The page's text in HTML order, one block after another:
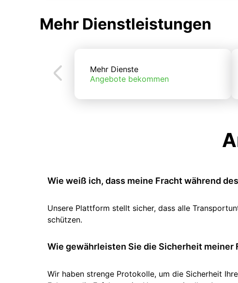
Mehr Dienstleistungen
Mehr Dienste
Angebote bekommen
Wie weiß ich, dass meine Fracht während
Unsere Plattform stellt sicher, dass alle
schützen.
Wie gewährleisten Sie die Sicherheit meiner
Wir haben strenge Protokolle, um die Sicherheit